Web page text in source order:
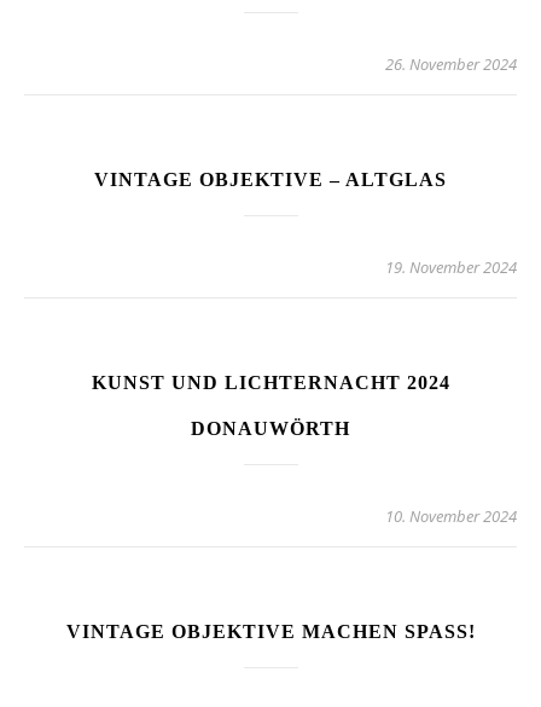
26. November 2024
VINTAGE OBJEKTIVE – ALTGLAS
19. November 2024
KUNST UND LICHTERNACHT 2024
DONAUWÖRTH
10. November 2024
VINTAGE OBJEKTIVE MACHEN SPASS!